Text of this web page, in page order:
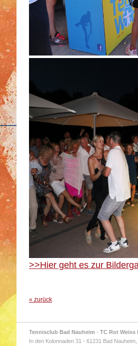
>>Hier geht es zur
« zurück
Tennisclub Bad Nauheim · TC Rot Weiss
In den Kolonnaden 31 · 61231 Bad